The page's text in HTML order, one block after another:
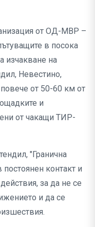
от ОД-МВР –
в посока
изчакване на
Невестино,
от 50-60 км от
и
от чакащи ТИР-
"Гранична
постоянен контакт и
за да не се
и да се